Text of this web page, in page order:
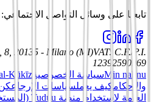
تابعنا على وسائل التواصل الاجتماعي:
8, 20135 - Milano (MI)VAT: C.F./P.I.
12392590969
Min nahnuسياسة الخصوصية Kūkīz
والأحكامكيف يعملسياسات الإرجاعكن
العامة لاستخدام منصة Tuduu (المستخدمون المهنيون)